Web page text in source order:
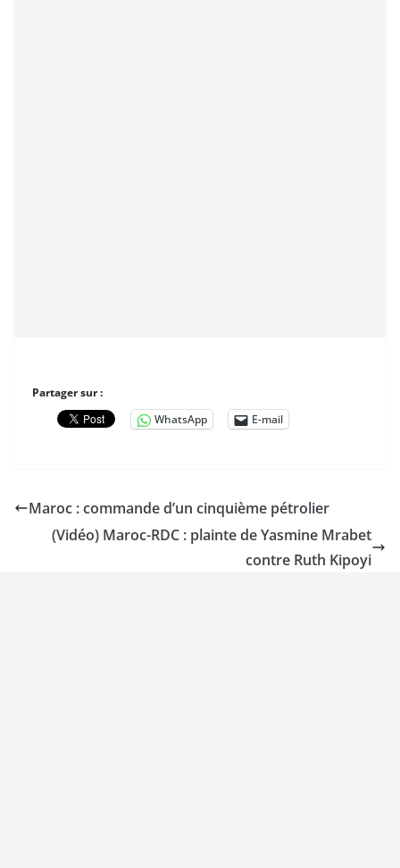
Partager sur :
WhatsApp
E-mail
Maroc : commande d’un cinquième pétrolier
(Vidéo) Maroc-RDC : plainte de Yasmine Mrabet
contre Ruth Kipoyi